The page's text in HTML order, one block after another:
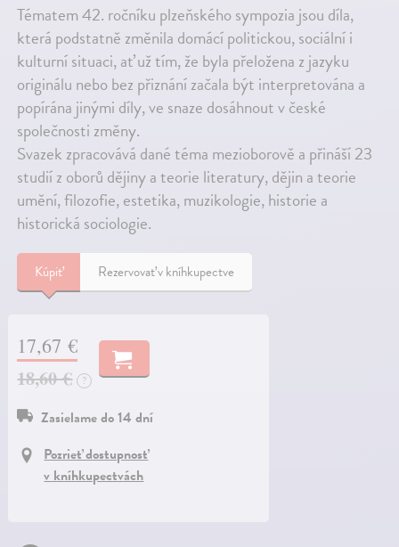
Tématem 42. ročníku plzeňského sympozia jsou díla,
která podstatně změnila domácí politickou, sociální i
kulturní situaci, ať už tím, že byla přeložena z jazyku
originálu nebo bez přiznání začala být interpretována a
popírána jinými díly, ve snaze dosáhnout v české
společnosti změny.
Svazek zpracovává dané téma mezioborově a přináší 23
studií z oborů dějiny a teorie literatury, dějin a teorie
umění, filozofie, estetika, muzikologie, historie a
historická sociologie.
Kúpiť Rezervovať v kníhkupectve
17,67 €
18,60 €
?
Zasielame do 14 dní
Pozrieť dostupnosť
v kníhkupectvách